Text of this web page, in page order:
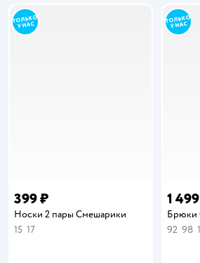
399 ₽
Носки 2 пары Смешарики
15 17
1
Брюки
92 98